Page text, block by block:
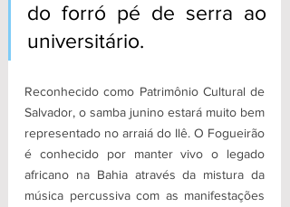
do forró pé de serra ao
universitário.
Reconhecido como Patrimônio Cultural de
Salvador, o samba junino estará muito bem
representado no arraiá do Ilê. O Fogueirão
é conhecido por manter vivo o legado
africano na Bahia através da mistura da
música percussiva com as manifestações